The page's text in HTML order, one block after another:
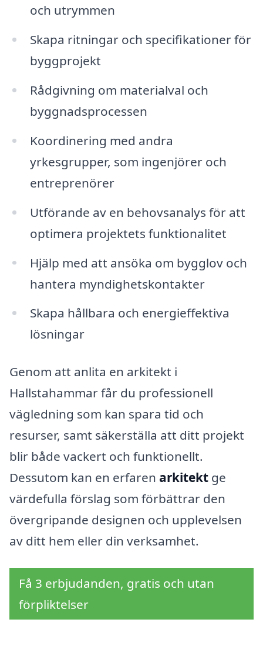
och utrymmen
Skapa ritningar och specifikationer för
byggprojekt
Rådgivning om materialval och
byggnadsprocessen
Koordinering med andra
yrkesgrupper, som ingenjörer och
entreprenörer
Utförande av en behovsanalys för att
optimera projektets funktionalitet
Hjälp med att ansöka om bygglov och
hantera myndighetskontakter
Skapa hållbara och energieffektiva
lösningar
Genom att anlita en arkitekt i
Hallstahammar får du professionell
vägledning som kan spara tid och
resurser, samt säkerställa att ditt projekt
blir både vackert och funktionellt.
Dessutom kan en erfaren arkitekt ge
värdefulla förslag som förbättrar den
övergripande designen och upplevelsen
av ditt hem eller din verksamhet.
Få 3 erbjudanden, gratis och utan
förpliktelser